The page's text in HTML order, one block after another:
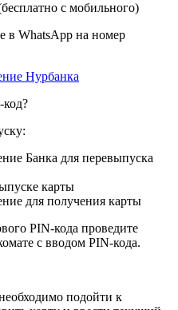
с мобильного)
в WhatsApp на номер
Нурбанка
Банка для перевыпуска
карты
для получения карты
PIN-кода проведите
с вводом PIN-кода.
подойти к